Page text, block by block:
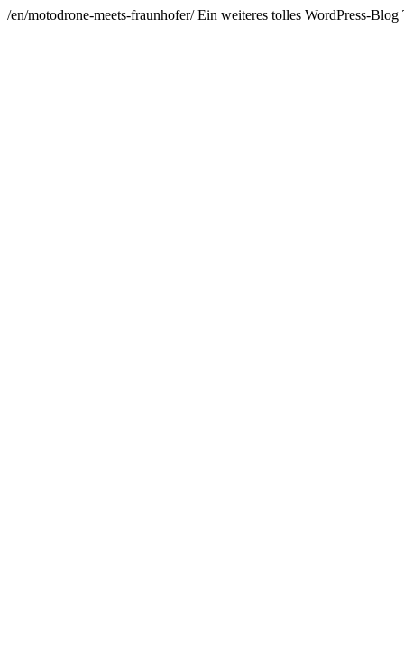
/en/motodrone-meets-fraunhofer/Ein weiteres tolles WordPress-Blog